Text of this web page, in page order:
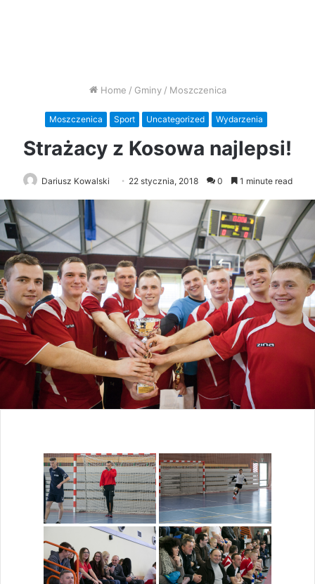
Home / Gminy / Moszczenica
Moszczenica Sport Uncategorized Wydarzenia
Strażacy z Kosowa najlepsi!
Dariusz Kowalski 22 stycznia, 2018 0 1 minute read